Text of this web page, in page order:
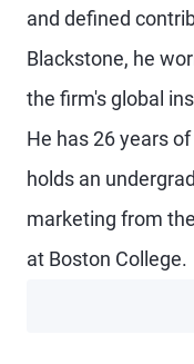
and defined
Blackstone, he
the firm's global
He has 26 years
holds an
marketing from
at Boston College.